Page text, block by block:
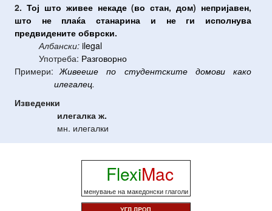
2. Тој што живее некаде(во стан,дом) непријавен,
што
не плаќа станарина и не ги
исполнува
предвидените обврски.
Албански: ilegal
Употреба: Разговорно
Примери: Живееше по студентските домови
како
илегалец.
Изведенки
илегалка ж.
мн. илегалки
FlexiMac
менување на македонски глаголи